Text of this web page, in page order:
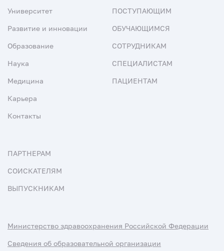
Университет
Развитие и инновации
Образование
Наука
Медицина
Карьера
Контакты
ПОСТУПАЮЩИМ
ОБУЧАЮЩИМСЯ
СОТРУДНИКАМ
СПЕЦИАЛИСТАМ
ПАЦИЕНТАМ
ПАРТНЕРАМ
СОИСКАТЕЛЯМ
ВЫПУСКНИКАМ
Министерство здравоохранения Российской Федерации
Сведения об образовательной организации